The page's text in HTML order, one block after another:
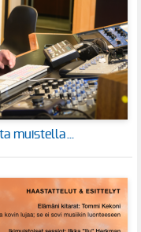
muistella…